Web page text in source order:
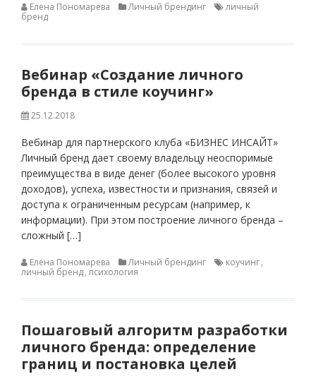
Елена Пономарева Личный брендинг
личный
бренд
Вебинар «Создание личного
бренда в стиле коучинг»
25.12.2018
Вебинар для партнерского клуба «БИЗНЕС ИНСАЙТ»
Личный бренд дает своему владельцу неоспоримые
преимущества в виде денег (более высокого уровня
доходов), успеха, известности и признания, связей и
доступа к ограниченным ресурсам (например, к
информации). При этом построение личного бренда –
сложный […]
Елена Пономарева Личный брендинг коучинг,
личный бренд, психология
Пошаговый алгоритм разработки
личного бренда: определение
границ и постановка целей